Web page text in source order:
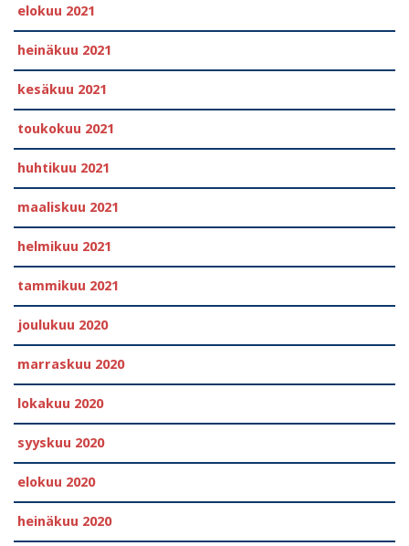
elokuu 2021
heinäkuu 2021
kesäkuu 2021
toukokuu 2021
huhtikuu 2021
maaliskuu 2021
helmikuu 2021
tammikuu 2021
joulukuu 2020
marraskuu 2020
lokakuu 2020
syyskuu 2020
elokuu 2020
heinäkuu 2020